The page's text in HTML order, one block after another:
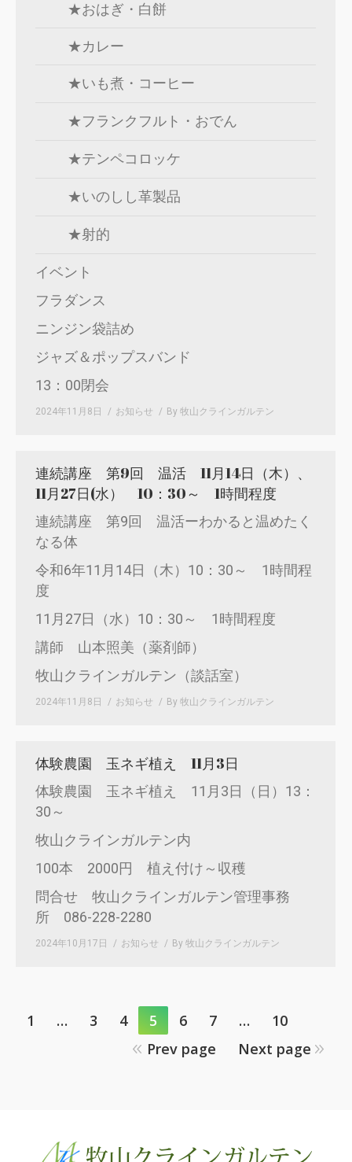
★おはぎ・白餅
★カレー
★いも煮・コーヒー
★フランクフルト・おでん
★テンペコロッケ
★いのしし革製品
★射的
イベント
フラダンス
ニンジン袋詰め
ジャズ＆ポップスバンド
13：00閉会
2024年11月8日 お知らせ By 牧山クラインガルテン
連続講座 第9回 温活 11月14日（木）、
11月27日(水） 10：30～ 1時間程度
連続講座 第9回 温活ーわかると温めたく
なる体
令和6年11月14日（木）10：30～ 1時間程
度
11月27日（水）10：30～ 1時間程度
講師 山本照美（薬剤師）
牧山クラインガルテン（談話室）
2024年11月8日 お知らせ By 牧山クラインガルテン
体験農園 玉ネギ植え 11月3日
体験農園 玉ネギ植え 11月3日（日）13：
30～
牧山クラインガルテン内
100本 2000円 植え付け～収穫
問合せ 牧山クラインガルテン管理事務
所 086-228-2280
2024年10月17日 お知らせ By 牧山クラインガルテン
1 … 3 4 5 6 7 …
10
Prev page
Next page